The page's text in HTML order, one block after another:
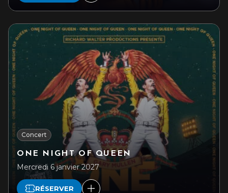
Concert
ONE NIGHT OF QUEEN
Mercredi 6 janvier 2027
RÉSERVER